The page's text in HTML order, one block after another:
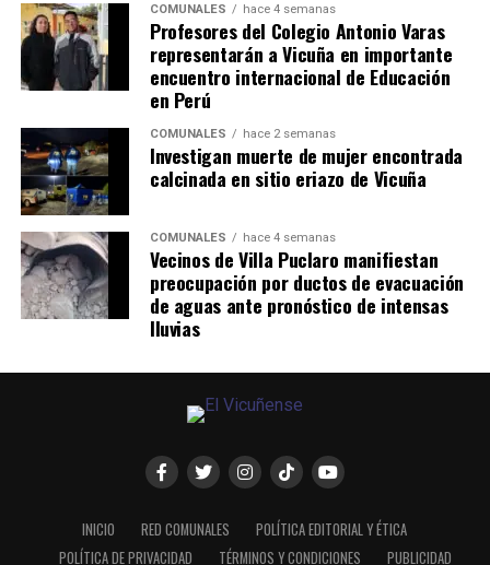
COMUNALES hace 4 semanas
Profesores del Colegio Antonio Varas
representarán a Vicuña en importante
encuentro internacional de Educación
en Perú
COMUNALES hace 2 semanas
Investigan muerte de mujer encontrada
calcinada en sitio eriazo de Vicuña
COMUNALES hace 4 semanas
Vecinos de Villa Puclaro manifiestan
preocupación por ductos de evacuación
de aguas ante pronóstico de intensas
lluvias
INICIO RED COMUNALES
POLÍTICA EDITORIAL Y ÉTICA
POLÍTICA DE PRIVACIDAD
TÉRMINOS Y CONDICIONES PUBLICIDAD